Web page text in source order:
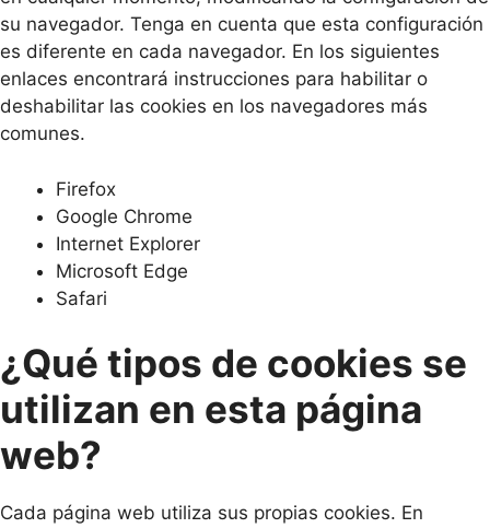
su navegador. Tenga en cuenta que esta configuración
es diferente en cada navegador. En los siguientes
enlaces encontrará instrucciones para habilitar o
deshabilitar las cookies en los navegadores más
comunes.
Firefox
Google Chrome
Internet Explorer
Microsoft Edge
Safari
¿Qué tipos de cookies se
utilizan en esta página
web?
Cada página web utiliza sus propias cookies. En